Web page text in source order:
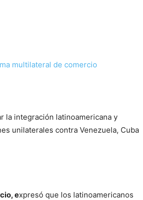
la integración latinoamericana y
unilaterales contra Venezuela, Cuba
expresó que los latinoamericanos